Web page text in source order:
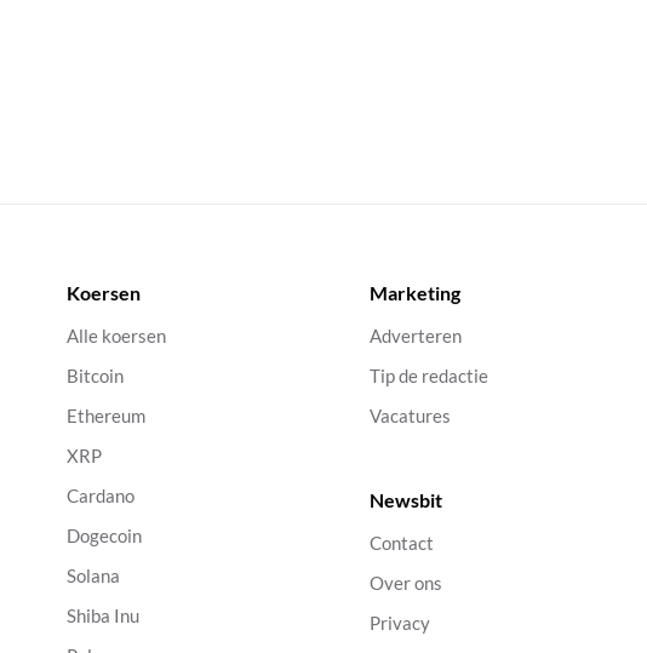
Koersen
Alle koersen
Bitcoin
Ethereum
XRP
Cardano
Dogecoin
Solana
Shiba Inu
Marketing
Adverteren
Tip de redactie
Vacatures
Newsbit
Contact
Over ons
Privacy